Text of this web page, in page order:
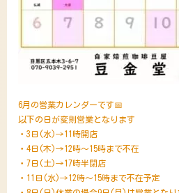
6月の営業カレンダーです📅
以下の日が変則営業となります
・3日(水)→11時開店
・4日(木)→12時～15時まで不在
・7日(土)→17時半閉店
・11日(水)→12時～15時まで不在予定